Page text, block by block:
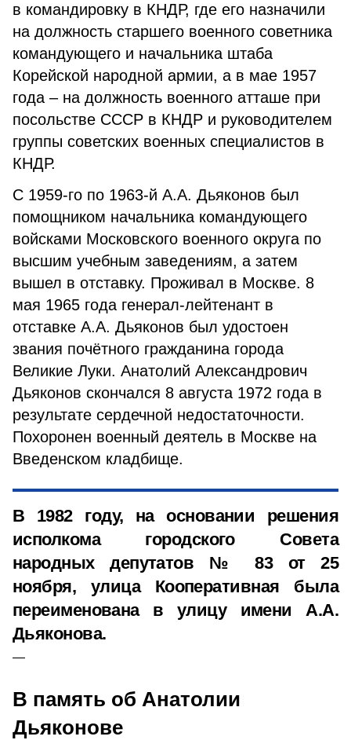
в командировку в КНДР, где его назначили
на должность старшего военного советника
командующего и начальника штаба
Корейской народной армии, а в мае 1957
года – на должность военного атташе при
посольстве СССР в КНДР и руководителем
группы советских военных специалистов в
КНДР.
С 1959-го по 1963-й А.А. Дьяконов был
помощником начальника командующего
войсками Московского военного округа по
высшим учебным заведениям, а затем
вышел в отставку. Проживал в Москве. 8
мая 1965 года генерал-лейтенант в
отставке А.А. Дьяконов был удостоен
звания почётного гражданина города
Великие Луки. Анатолий Александрович
Дьяконов скончался 8 августа 1972 года в
результате сердечной недостаточности.
Похоронен военный деятель в Москве на
Введенском кладбище.
В 1982 году, на основании решения
исполкома городского Совета
народных депутатов № 83 от 25
ноября, улица Кооперативная была
переименована в улицу имени А.А.
Дьяконова.
В память об Анатолии
Дьяконове